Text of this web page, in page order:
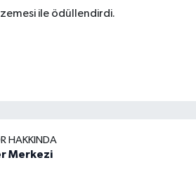
ile ödüllendirdi.
HAKKINDA
Merkezi